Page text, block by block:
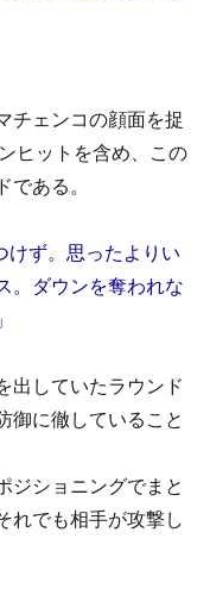
チェンコの顔面を捉
ヒットを含め、この
ある。
けず。思ったよりい
。ダウンを奪われな
出していたラウンド
御に徹していること
ジショニングでまと
れでも相手が攻撃し